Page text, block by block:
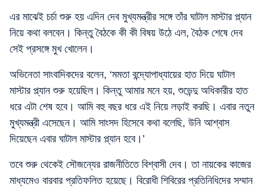
এর মাঝেই চর্চা শুরু হয় এদিন দেব মুখ্যমন্ত্রীর সঙ্গে তাঁর ঘাটাল মাস্টার প্ল্যান
নিয়ে কথা বলবেন। কিন্তু বৈঠকে কী কী বিষয় উঠে এল, বৈঠক শেষে দেব
সেই প্রসঙ্গে মুখ খোলেন।
অভিনেতা সাংবাদিকদের বলেন, ‘মমতা বন্দ্যোপাধ্যায়ের হাত দিয়ে ঘাটাল
মাস্টার প্ল্যান শুরু হয়েছিল। কিন্তু আমার মনে হয়, শুভেন্দু অধিকারীর হাত
ধরে এটা শেষ হবে। আমি বহু বছর ধরে এই নিয়ে লড়াই করছি। এবার নতুন
মুখ্যমন্ত্রী এসেছেন। আমি সাংসদ হিসেবে কথা বলেছি, উনি আশ্বাস
দিয়েছেন এবার ঘাটাল মাস্টার প্ল্যান হবে।’
তবে শুরু থেকেই সৌজন্যের রাজনীতিতে বিশ্বাসী দেব। তা নায়কের কাজের
মাধ্যমেও বারবার প্রতিফলিত হয়েছে। বিরোধী শিবিরের প্রতিনিধিদের সম্মান